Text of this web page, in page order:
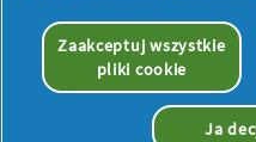
Oświadczenie o
© 2026 Procter & Gamble.
Korzystanie i dostęp do
postanowieniom i warunkom
Zaakceptuj wszystkie
pliki cookie
Ja